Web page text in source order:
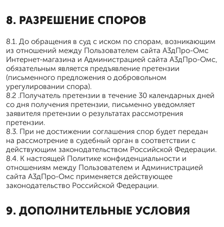
8. РАЗРЕШЕНИЕ СПОРОВ
8.1. До обращения в суд с иском по спорам, возникающим
из отношений между Пользователем сайта А3дПро-Омс
Интернет-магазина и Администрацией сайта А3дПро-Омс,
обязательным является предъявление претензии
(письменного предложения о добровольном
урегулировании спора).
8.2 .Получатель претензии в течение 30 календарных дней
со дня получения претензии, письменно уведомляет
заявителя претензии о результатах рассмотрения
претензии.
8.3. При не достижении соглашения спор будет передан
на рассмотрение в судебный орган в соответствии с
действующим законодательством Российской Федерации.
8.4. К настоящей Политике конфиденциальности и
отношениям между Пользователем и Администрацией
сайта А3дПро-Омс применяется действующее
законодательство Российской Федерации.
9. ДОПОЛНИТЕЛЬНЫЕ УСЛОВИЯ